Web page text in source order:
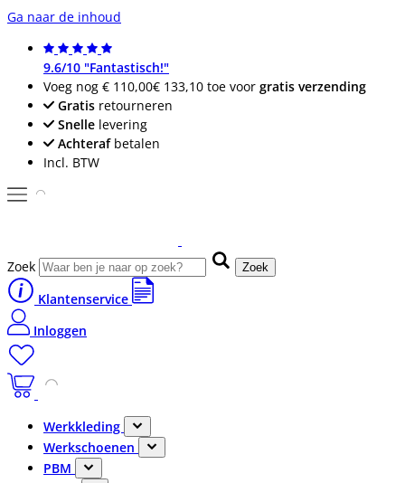
Ga naar de inhoud
9.6/10 "Fantastisch!"
Voeg nog € 110,00€ 133,10 toe voor gratis verzending
Gratis retourneren
Snelle levering
Achterafbetalen
Incl. BTW
Zoek Zoek
Klantenservice
Inloggen
Werkkleding
Werkschoenen
PBM